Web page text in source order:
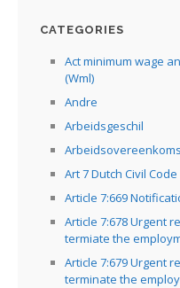
CATEGORIES
Act minimum wage
(Wml)
Andre
Arbeidsgeschil
Art 7 Dutch Civil Code
Article 7:669
Article 7:678 Urgent
termiate the
Article 7:679 Urgent
terminate the